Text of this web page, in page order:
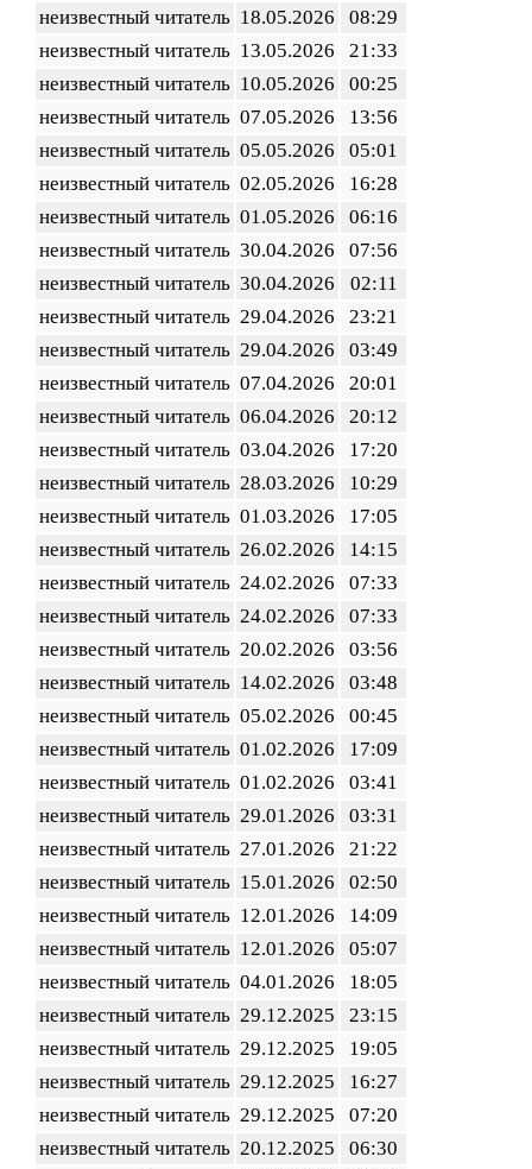
неизвестный читатель 18.05.2026
08:29
неизвестный читатель 13.05.2026
21:33
неизвестный читатель 10.05.2026
00:25
неизвестный читатель 07.05.2026
13:56
неизвестный читатель 05.05.2026
05:01
неизвестный читатель 02.05.2026
16:28
неизвестный читатель 01.05.2026
06:16
неизвестный читатель 30.04.2026
07:56
неизвестный читатель 30.04.2026
02:11
неизвестный читатель 29.04.2026
23:21
неизвестный читатель 29.04.2026
03:49
неизвестный читатель 07.04.2026
20:01
неизвестный читатель 06.04.2026
20:12
неизвестный читатель 03.04.2026
17:20
неизвестный читатель 28.03.2026
10:29
неизвестный читатель 01.03.2026
17:05
неизвестный читатель 26.02.2026
14:15
неизвестный читатель 24.02.2026
07:33
неизвестный читатель 24.02.2026
07:33
неизвестный читатель 20.02.2026
03:56
неизвестный читатель 14.02.2026
03:48
неизвестный читатель 05.02.2026
00:45
неизвестный читатель 01.02.2026
17:09
неизвестный читатель 01.02.2026
03:41
неизвестный читатель 29.01.2026
03:31
неизвестный читатель 27.01.2026
21:22
неизвестный читатель 15.01.2026
02:50
неизвестный читатель 12.01.2026
14:09
неизвестный читатель 12.01.2026
05:07
неизвестный читатель 04.01.2026
18:05
неизвестный читатель 29.12.2025
23:15
неизвестный читатель 29.12.2025
19:05
неизвестный читатель 29.12.2025
16:27
неизвестный читатель 29.12.2025
07:20
неизвестный читатель 20.12.2025
06:30